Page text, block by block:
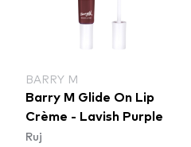
BARRY M
Barry M Glide On Lip
Crème - Lavish Purple
Ruj